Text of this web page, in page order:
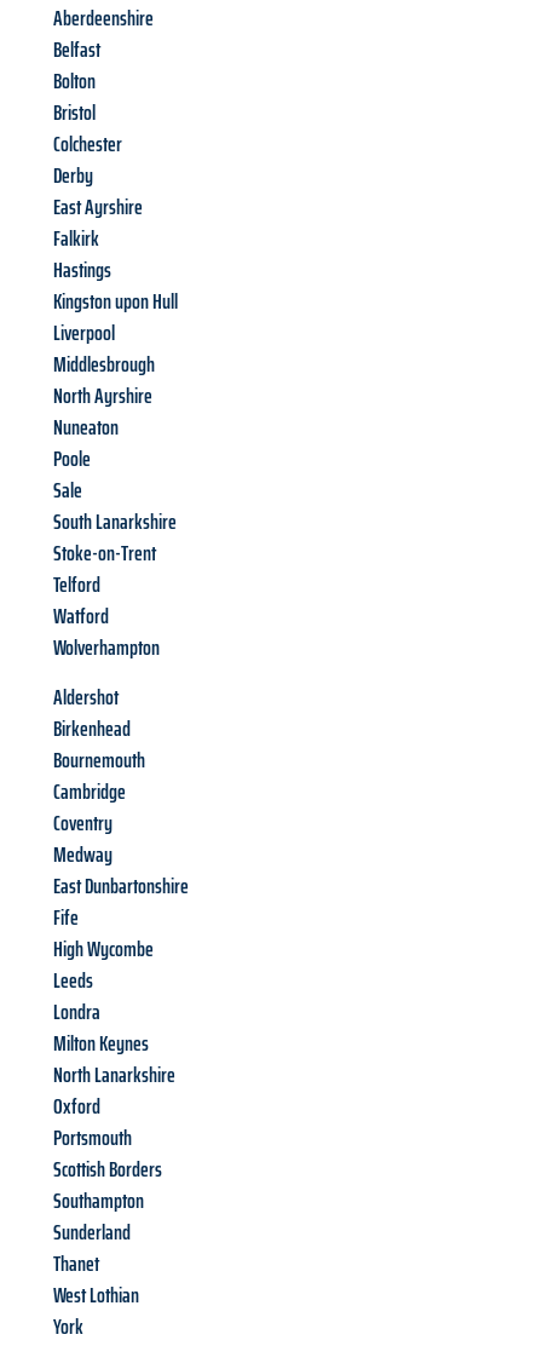
Aberdeenshire
Belfast
Bolton
Bristol
Colchester
Derby
East Ayrshire
Falkirk
Hastings
Kingston upon Hull
Liverpool
Middlesbrough
North Ayrshire
Nuneaton
Poole
Sale
South Lanarkshire
Stoke-on-Trent
Telford
Watford
Wolverhampton
Aldershot
Birkenhead
Bournemouth
Cambridge
Coventry
Medway
East Dunbartonshire
Fife
High Wycombe
Leeds
Londra
Milton Keynes
North Lanarkshire
Oxford
Portsmouth
Scottish Borders
Southampton
Sunderland
Thanet
West Lothian
York